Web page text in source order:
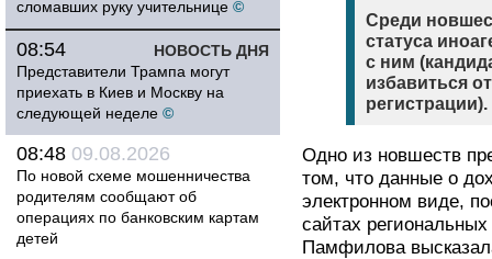
сломавших руку учительнице ©
НОВОСТЬ ДНЯ
08:54
Представители Трампа могут
приехать в Киев и Москву на
следующей неделе ©
08:48 09.08.2026
По новой схеме мошенничества
родителям сообщают об
операциях по банковским картам
детей
Среди
статуса
с ним
избавиться
регистрации).
Одно из новшеств
том, что данные о
электронном виде,
сайтах
Памфилова